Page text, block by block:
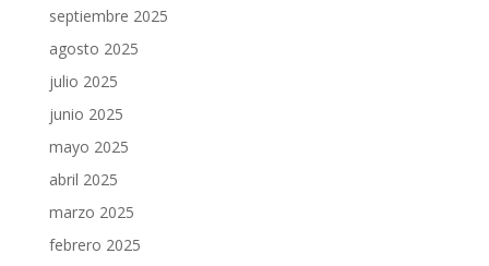
septiembre 2025
agosto 2025
julio 2025
junio 2025
mayo 2025
abril 2025
marzo 2025
febrero 2025